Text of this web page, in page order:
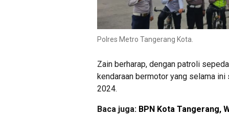
Polres Metro Tangerang Kota.
Zain berharap, dengan patroli
kendaraan bermotor yang selama
2024.
Baca juga: BPN Kota Tangerang,